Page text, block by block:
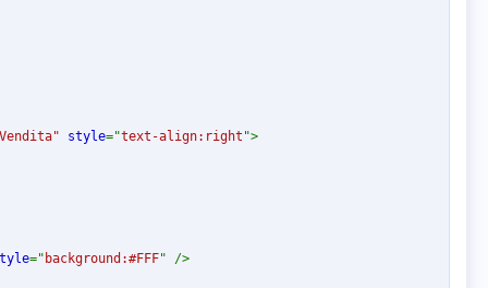
" style="text-align: right ">
=" background :#FFF" />